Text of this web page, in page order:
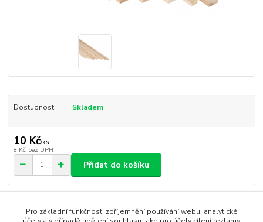
Dostupnost Skladem
10 Kč/ks
8 Kč bez DPH
Přidat do košíku
Pro základní funkčnost, zpříjemnění používání webu, analytické